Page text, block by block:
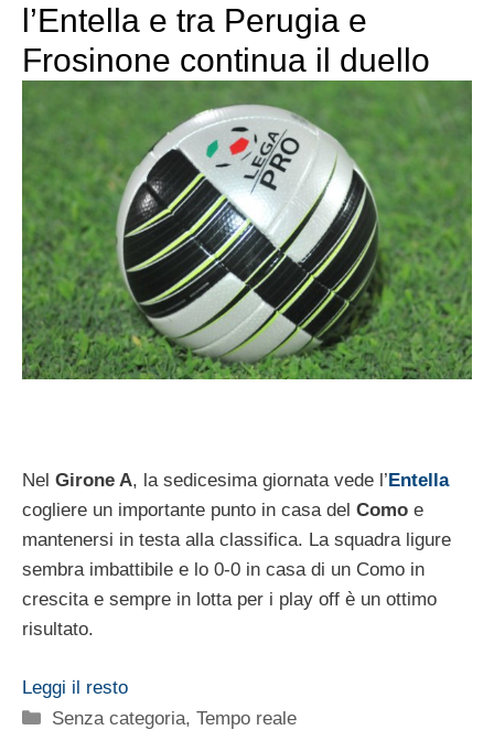
l’Entella e tra Perugia e
Frosinone continua il duello
Nel Girone A, la sedicesima giornata vede l’ Entella
cogliere un importante punto in casa del Como e
mantenersi in testa alla classifica. La squadra ligure
sembra imbattibile e lo 0-0 in casa di un Como in
crescita e sempre in lotta per i play off è un ottimo
risultato.
Leggi il resto
Categorie
Senza categoria,Tempo reale